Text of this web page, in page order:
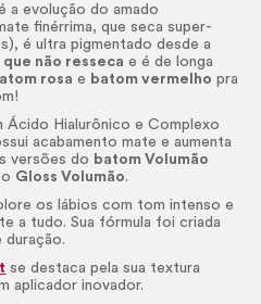
a evolução do amado
finérrima, que seca super-
é ultra pigmentado desde a
que não resseca e é de longa
rosa e batom vermelho pra
Ácido Hialurônico e Complexo
acabamento mate e aumenta
versões do batom Volumão
Gloss Volumão.
os lábios com tom intenso e
a tudo. Sua fórmula foi criada
duração.
se destaca pela sua textura
aplicador inovador.